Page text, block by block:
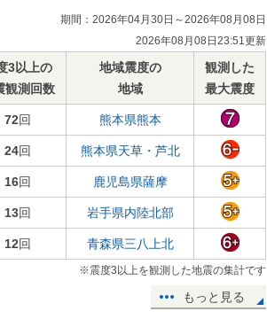
期間：2026年04月30日～2026年08月08日
2026年08月08日23:51更新
3以上の
観測回数
地域震度の
地域
観測した
最大震度
72回 熊本県熊本
24回 熊本県天草・芦北
16回 鹿児島県薩摩
13回 岩手県内陸北部
12回 青森県三八上北
※震度3以上を観測した地震の集計です
もっと見る